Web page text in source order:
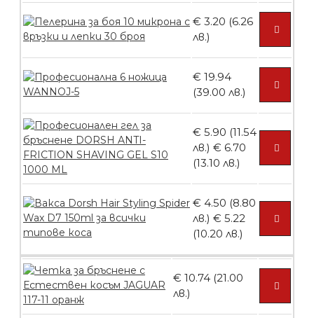
БЕЗПЛАТНО
Пластмасови предпазители за лак
БЕЗПЛАТНО
Ваничка за маникюр BMSPA1C
Пила тип ренде
€ 3.20 (6.26
лв.)
€ 19.94
(39.00 лв.)
€ 5.90 (11.54
лв.) € 6.70
(13.10 лв.)
€ 4.50 (8.80
лв.) € 5.22
(10.20 лв.)
€ 10.74 (21.00
лв.)